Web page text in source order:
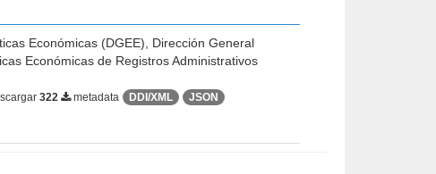
Económicas (DGEE), Dirección General
Económicas de Registros Administrativos
322 metadata DDI/XML JSON